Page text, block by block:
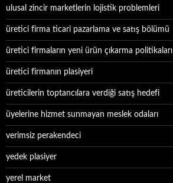
ulusal zincir marketlerin lojistik problemleri
üretici firma ticari pazarlama ve satış bölümü
üretici firmaların yeni ürün çıkarma politikaları
üretici firmanın plasiyeri
üreticilerin toptancılara verdiği satış hedefi
üyelerine hizmet sunmayan meslek odaları
verimsiz perakendeci
yedek plasiyer
yerel market